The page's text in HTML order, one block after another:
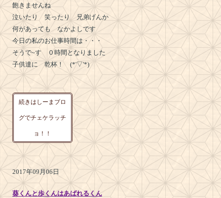
飽きませんね
泣いたり 笑ったり 兄弟げんか
何があっても なかよしです
今日の私のお仕事時間は・・・
そうで~す ０時間となりました
子供達に 乾杯！ (*'▽'*)
続きはしーまブロ
グでチェケラッチ
ョ！！
2017年09月06日
葵くんと歩くんはあばれるくん